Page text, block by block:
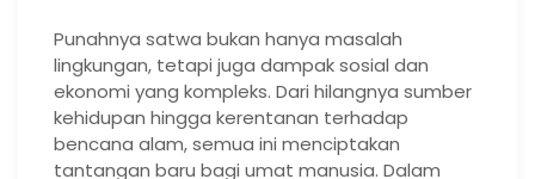
Punahnya satwa bukan hanya masalah
lingkungan, tetapi juga dampak sosial dan
ekonomi yang kompleks. Dari hilangnya sumber
kehidupan hingga kerentanan terhadap
bencana alam, semua ini menciptakan
tantangan baru bagi umat manusia. Dalam